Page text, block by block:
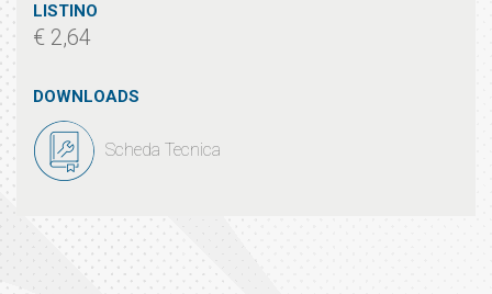
LISTINO
€ 2,64
DOWNLOADS
Scheda Tecnica